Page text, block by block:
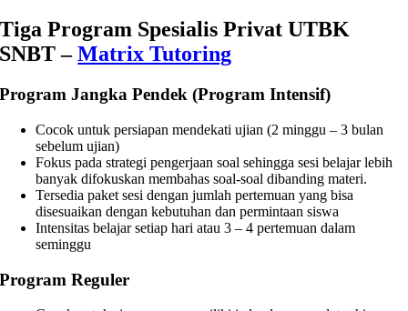
Tiga Program Spesialis Privat UTBK
SNBT –Matrix Tutoring
Program Jangka Pendek (Program Intensif)
Cocok untuk persiapan mendekati ujian (2 minggu – 3 bulan
sebelum ujian)
Fokus pada strategi pengerjaan soal sehingga sesi belajar lebih
banyak difokuskan membahas soal-soal dibanding materi.
Tersedia paket sesi dengan jumlah pertemuan yang bisa
disesuaikan dengan kebutuhan dan permintaan siswa
Intensitas belajar setiap hari atau 3 – 4 pertemuan dalam
seminggu
Program Reguler